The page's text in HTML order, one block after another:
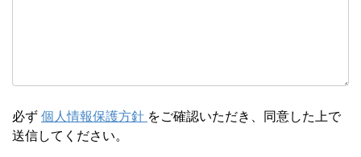
必ず個人情報保護方針 をご確認いただき、同意した上で
送信してください。